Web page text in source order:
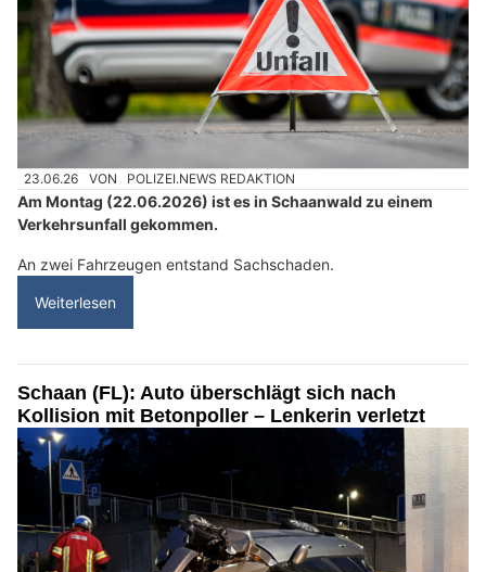
23.06.26 VON POLIZEI.NEWS REDAKTION
Am Montag (22.06.2026) ist es in Schaanwald zu einem
Verkehrsunfall gekommen.
An zwei Fahrzeugen entstand Sachschaden.
Weiterlesen
Schaan (FL): Auto überschlägt sich nach
Kollision mit Betonpoller – Lenkerin verletzt